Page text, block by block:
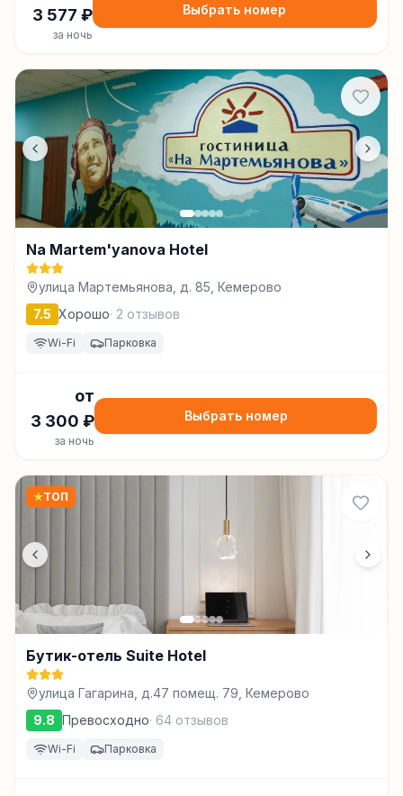
3 577 ₽
за ночь
Выбрать номер
Na Martem'yanova Hotel
улица Мартемьянова, д. 85, Кемерово
7.5 Хорошо· 2 отзывов
Wi-Fi Парковка
от
3 300 ₽
за ночь
Выбрать номер
★ТОП
Бутик-отель Suite Hotel
улица Гагарина, д.47 помещ. 79, Кемерово
9.8 Превосходно· 64 отзывов
Wi-Fi Парковка